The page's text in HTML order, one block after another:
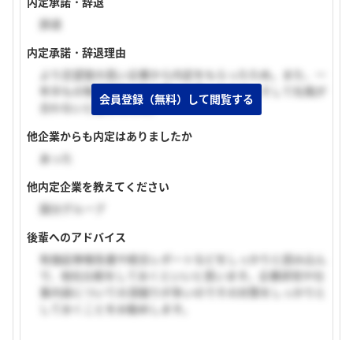
辞退
内定承諾・辞退理由
より志望度の高い企業から内定をもらったため。また、一
年半もの物流研修に耐え難いと思ったため。そして社風が
合わないと感じたため。
他企業からも内定はありましたか
あった
他内定企業を教えてください
国分グループ
後輩へのアドバイス
有価証券報告書や統合レポートなどをしっかりと読み込ん
で、他社比較をしておくといいと思います。企業研究や仕
事内容についての深掘りが多いのでその対策をしっかりと
しておくことをお勧めします。
会員登録（無料）して閲覧する